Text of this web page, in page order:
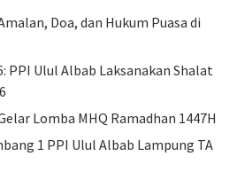
Doa, dan Hukum Puasa di
PPI Ulul Albab Laksanakan Shalat
Lomba MHQ Ramadhan 1447H
1 PPI Ulul Albab Lampung TA